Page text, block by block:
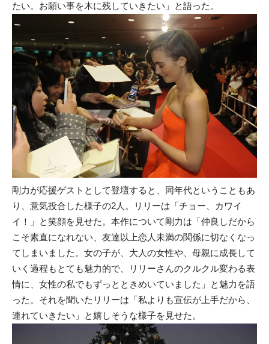
たい。お願い事を木に残していきたい」と語った。
剛力が応援ゲストとして登壇すると、同年代ということもあ
り、意気投合した様子の2人。リリーは「チョー、カワイ
イ！」と笑顔を見せた。本作について剛力は「仲良しだから
こそ素直になれない、友達以上恋人未満の関係に切なくなっ
てしまいました。女の子が、大人の女性や、母親に成長して
いく過程もとても魅力的で、リリーさんのクルクル変わる表
情に、女性の私でもずっとときめいていました」と魅力を語
った。それを聞いたリリーは「私よりも宣伝が上手だから、
連れていきたい」と嬉しそうな様子を見せた。